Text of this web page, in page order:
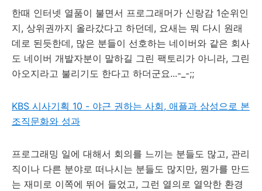
한때 인터넷 열품이 불면서 프로그래머가 신랑감 1순위인
지, 상위권까지 올라갔다고 하던데, 요새는 뭐 다시 원래
데로 된듯한데, 많은 분들이 선호하는 네이버와 같은 회사
도 네이버 개발자분이 말하길 그린 팩토리가 아니라, 그린
아오지라고 불리기도 한다고 하더군요...-_-;;
KBS 시사기획 10 - 야근 권하는 사회, 애플과 삼성으로 본
조직문화와 성과
프로그래밍 일에 대해서 회의를 느끼는 분들도 많고, 관리
직이나 다른 분야로 떠나시는 분들도 많지만, 뭔가를 만드
는 재미로 이쪽에 뛰어 들었고, 그런 열의로 열악한 환경